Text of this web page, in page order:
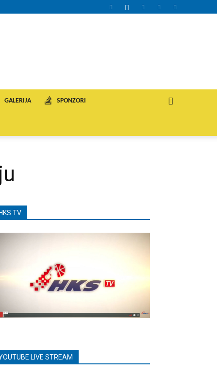
GALERIJA SPONZORI
HKS TV
LIVE STREAM